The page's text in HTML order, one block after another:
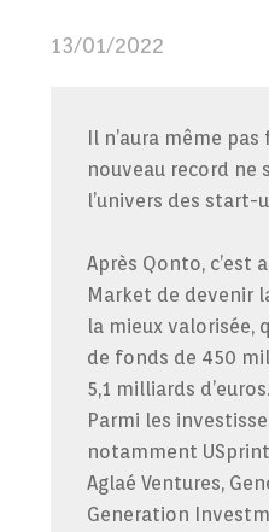
13/01/2022
Il n’aura même
nouveau record
l’univers des start-
Après Qonto, c’est
Market de devenir
la mieux valorisée,
de fonds de 450
5,1 milliards d’euros.
Parmi les
notamment
Aglaé Ventures,
Generation